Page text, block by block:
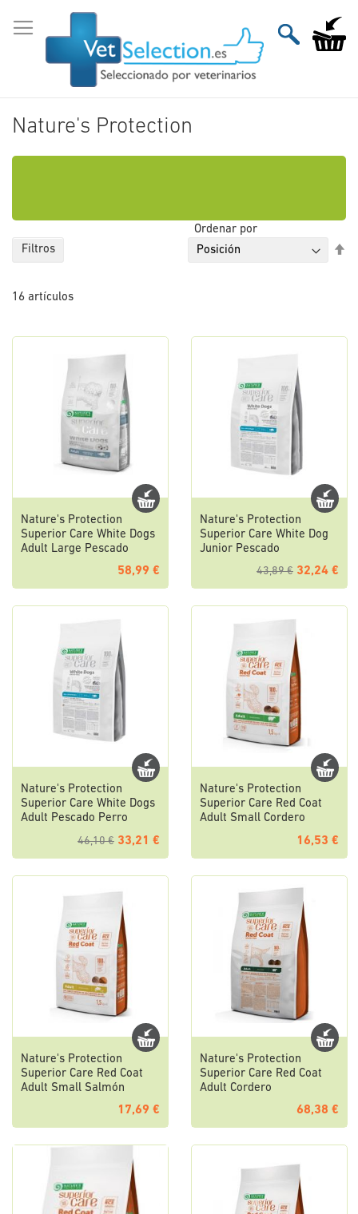
al
contenido
Mi
Nature's Protection
16 artículos
Ordenar por
Nature's Protection
Superior Care White Dogs
Adult Large Pescado
58,99 €
Nature's Protection
Superior Care White Dog
Junior Pescado
43,89 € 32,24 €
Nature's Protection
Superior Care White Dogs
Adult Pescado Perro
46,10 € 33,21 €
Nature's Protection
Superior Care Red Coat
Adult Small Cordero
16,53 €
Nature's Protection
Superior Care Red Coat
Adult Small Salmón
17,69 €
Nature's Protection
Superior Care Red Coat
Adult Cordero
68,38 €
Filtros